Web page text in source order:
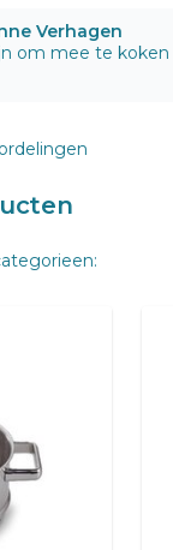
Verhagen
om mee te koken